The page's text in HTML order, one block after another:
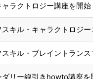
ャラクトロジー講座を開始
スキル・キャラクトロジ
スキル・ブレイントラン
ダリー線引きhowto講座を